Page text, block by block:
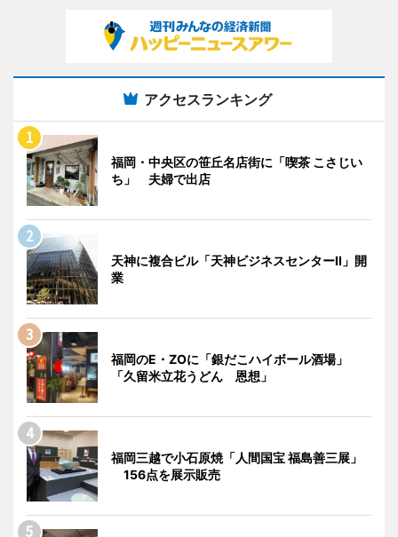
アクセスランキング
福岡・中央区の笹丘名店街に「喫茶 こさじい
ち」 夫婦で出店
天神に複合ビル「天神ビジネスセンターII」開
業
福岡のE・ZOに「銀だこハイボール酒場」
「久留米立花うどん 恩想」
福岡三越で小石原焼「人間国宝 福島善三展」
156点を展示販売